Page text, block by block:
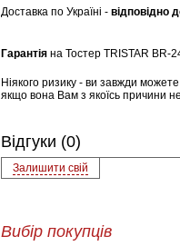
Доставка по Україні - відповідно
Гарантія на Тостер TRISTAR BR-
Ніякого ризику - ви завжди
якщо вона Вам з якоїсь причини
Відгуки (0)
Залишити свій
Вибір покупців